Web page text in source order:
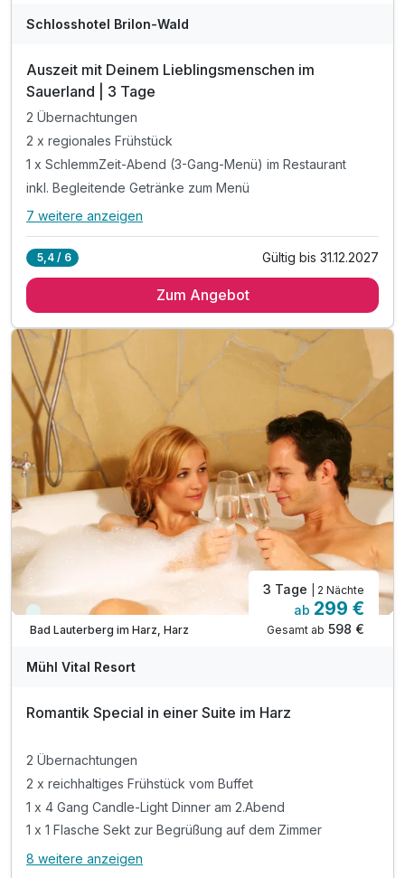
Schlosshotel Brilon-Wald
Auszeit mit Deinem Lieblingsmenschen im
Sauerland | 3 Tage
2 Übernachtungen
2 x regionales Frühstück
1 x SchlemmZeit-Abend (3-Gang-Menü) im Restaurant
inkl. Begleitende Getränke zum Menü
Alle Inklusivleistungen
2 x regionales Frühstück
inkl. Begleitende Getränke zum Menü
1 x MiniNaschBar auf dem Zimmer bei Anreise
1 x Begrüßungsgetränk
1 x Flasche Wasser auf dem Zimmer
Nutzung der Erholungs-Terrasse (Sauna & Whirlpool)
inkl. Leih-Bademantel & Saunahandtuch inklusive
inkl. SauerlandCard für Aktivitäten in der Region*
inkl. Parkplatz am Hotel
7 weitere anzeigen
5,4 / 6 Gültig bis 31.12.2027
Zum Angebot
WAR
202
Viele Termine frei
Bad Lauterberg im Harz, Harz
3 Tage | 2 Nächte
ab 299 €
Gesamt ab 598 €
Mühl Vital Resort
Romantik Special in einer Suite im Harz
2 Übernachtungen
2 x reichhaltiges Frühstück vom Buffet
1 x 4 Gang Candle-Light Dinner am 2.Abend
1 x 1 Flasche Sekt zur Begrüßung auf dem Zimmer
Alle Inklusivleistungen
8 weitere anzeigen